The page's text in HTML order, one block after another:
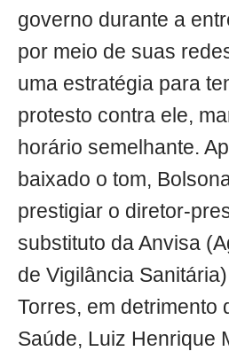
governo durante a
por meio de suas
uma estratégia para
protesto contra ele,
horário semelhante.
baixado o tom,
prestigiar o diretor-
substituto da Anvisa
de Vigilância
Torres, em detrimento
Saúde, Luiz Henrique